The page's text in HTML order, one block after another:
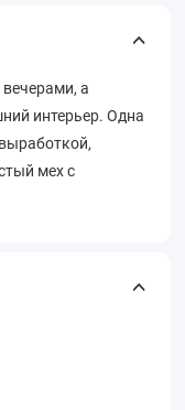
а
интерьер. Одна
мех с